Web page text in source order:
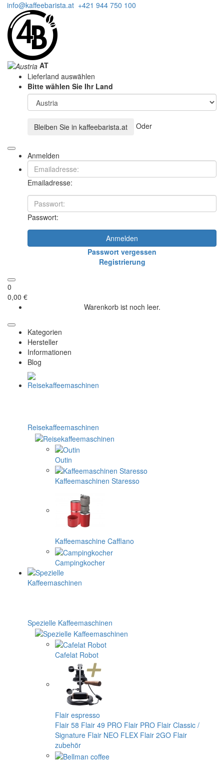
info@kaffeebarista.at +421 944 750 100
AT
Lieferland auswählen
Bitte wählen Sie Ihr Land
Bleiben Sie in kaffeebarista.at Oder
Anmelden
Emailadresse:
Passwort:
Anmelden
Passwort vergessen
Registrierung
0
0,00 €
Warenkorb ist noch leer.
Kategorien
Hersteller
Informationen
Blog
Reisekaffeemaschinen
Outin
Kaffeemaschinen Staresso
Kaffeemaschine Cafflano
Campingkocher
Spezielle Kaffeemaschinen
Cafelat Robot
Flair espresso
Flair 58 Flair 49 PRO Flair PRO Flair Classic /
Signature Flair NEO FLEX Flair 2GO Flair
zubehör